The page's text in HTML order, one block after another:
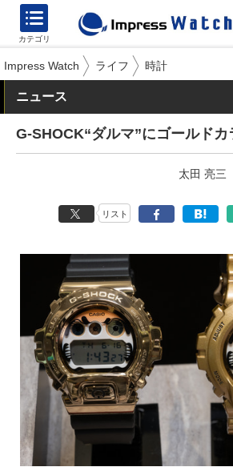
カテゴリ
Impress Watch ライフ 時計
ニュース
G-SHOCK“ダルマ”にゴールドカ
太田 亮三
リスト